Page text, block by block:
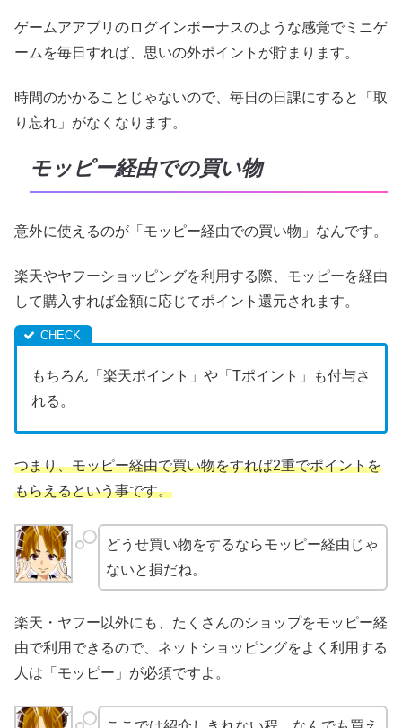
ゲームアアプリのログインボーナスのような感覚でミニゲ
ームを毎日すれば、思いの外ポイントが貯まります。
時間のかかることじゃないので、毎日の日課にすると「取
り忘れ」がなくなります。
モッピー経由での買い物
意外に使えるのが「モッピー経由での買い物」なんです。
楽天やヤフーショッピングを利用する際、モッピーを経由
して購入すれば金額に応じてポイント還元されます。
もちろん「楽天ポイント」や「Tポイント」も付与さ
れる。
つまり、モッピー経由で買い物をすれば2重でポイントを
もらえるという事です。
どうせ買い物をするならモッピー経由じゃ
ないと損だね。
楽天・ヤフー以外にも、たくさんのショップをモッピー経
由で利用できるので、ネットショッピングをよく利用する
人は「モッピー」が必須ですよ。